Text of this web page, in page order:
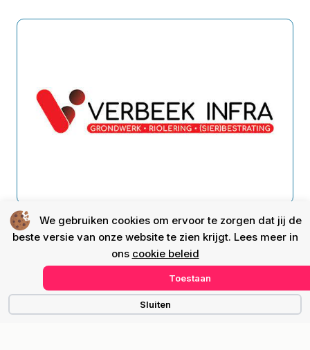
We gebruiken cookies om ervoor te zorgen dat jij de
beste versie van onze website te zien krijgt. Lees meer in
ons cookie beleid
Toestaan
Sluiten